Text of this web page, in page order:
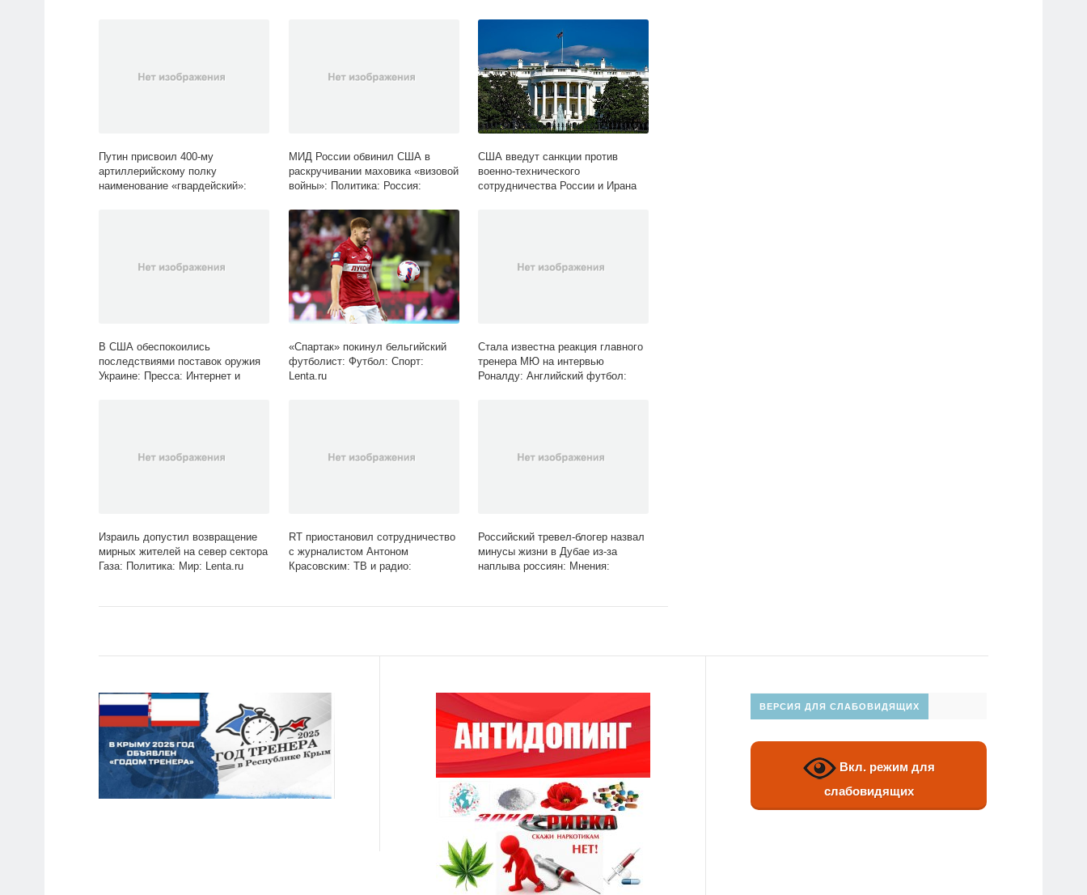
Путин присвоил 400-му
артиллерийскому полку
наименование «гвардейский»:
МИД России обвинил США в
раскручивании маховика «визовой
войны»: Политика: Россия:
США введут санкции против
военно-технического
сотрудничества России и Ирана
В США обеспокоились
последствиями поставок оружия
Украине: Пресса: Интернет и
«Спартак» покинул бельгийский
футболист: Футбол: Спорт:
Lenta.ru
Стала известна реакция главного
тренера МЮ на интервью
Роналду: Английский футбол:
Израиль допустил возвращение
мирных жителей на север сектора
Газа: Политика: Мир: Lenta.ru
RT приостановил сотрудничество
с журналистом Антоном
Красовским: ТВ и радио:
Российский тревел-блогер назвал
минусы жизни в Дубае из-за
наплыва россиян: Мнения:
ВЕРСИЯ ДЛЯ СЛАБОВИДЯЩИХ
Вкл. режим для
слабовидящих